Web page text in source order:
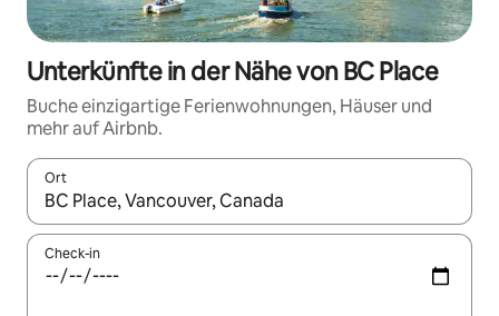
Unterkünfte in der Nähe von BC Place
Buche einzigartige Ferienwohnungen, Häuser und
mehr auf Airbnb.
Ort
Wenn Ergebnisse verfügbar sind, navigiere mit den
Check-in